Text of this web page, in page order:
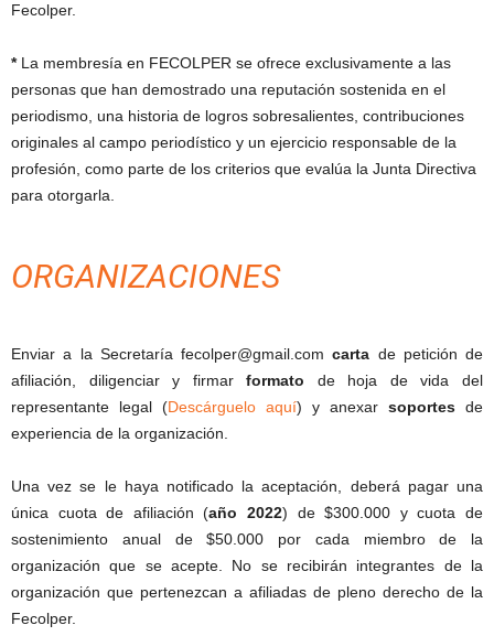
Fecolper.
*La membresía en FECOLPER se ofrece exclusivamente a las
personas que han demostrado una reputación sostenida en el
periodismo, una historia de logros sobresalientes, contribuciones
originales al campo periodístico y un ejercicio responsable de la
profesión, como parte de los criterios que evalúa la Junta Directiva
para otorgarla.
ORGANIZACIONES
Enviar a la Secretaría fecolper@gmail.comcarta de petición de
afiliación, diligenciar y firmarformato de hoja de vida del
representante legal (Descárguelo aquí) y anexar soportes de
experiencia de la organización.
Una vez se le haya notificado la aceptación, deberá pagar una
única cuota de afiliación (año 2022) de $300.000 y cuota de
sostenimiento anual de $50.000 por cada miembro de la
organización que se acepte. No se recibirán integrantes de la
organización que pertenezcan a afiliadas de pleno derecho de la
Fecolper.